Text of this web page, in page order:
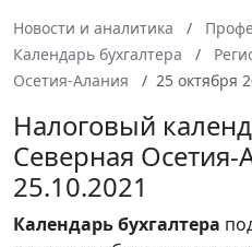
Новости и аналитика
Календарь бухгалтера
Осетия-Алания
25 октября
Налоговый
Северная Осетия-
25.10.2021
Календарьбухгалтера